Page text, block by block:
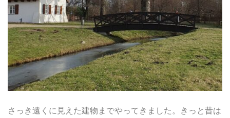
さっき遠くに見えた建物までやってきました。きっと昔は